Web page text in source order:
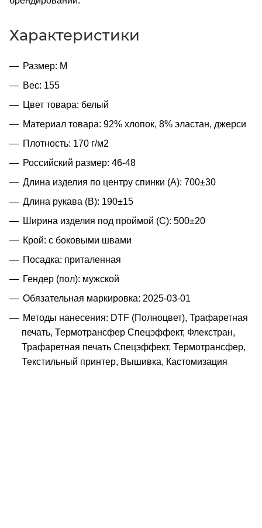
Характеристики
Размер: M
Вес: 155
Цвет товара: белый
Материал товара: 92% хлопок, 8% эластан, джерси
Плотность: 170 г/м2
Российский размер: 46-48
Длина изделия по центру спинки (A): 700±30
Длина рукава (B): 190±15
Ширина изделия под проймой (С): 500±20
Крой: с боковыми швами
Посадка: приталенная
Гендер (пол): мужской
Обязательная маркировка: 2025-03-01
Методы нанесения: DTF (Полноцвет), Трафаретная
печать, Термотрансфер Спецэффект, Флекстран,
Трафаретная печать Спецэффект, Термотрансфер,
Текстильный принтер, Вышивка, Кастомизация